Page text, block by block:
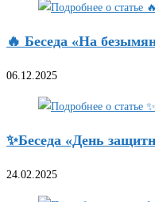
🔥 Беседа «На
06.12.2025
✨Беседа «День
24.02.2025